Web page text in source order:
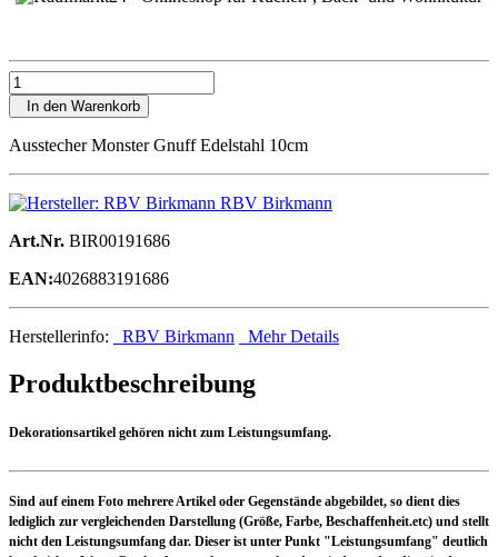
In den Warenkorb
Ausstecher Monster Gnuff Edelstahl 10cm
RBV Birkmann
Art.Nr. BIR00191686
EAN:4026883191686
Herstellerinfo: RBV Birkmann Mehr Details
Produktbeschreibung
Dekorationsartikel gehören nicht zum Leistungsumfang.
Sind auf einem Foto mehrere Artikel oder Gegenstände abgebildet, so dient dies
lediglich zur vergleichenden Darstellung (Größe, Farbe, Beschaffenheit.etc) und stellt
nicht den Leistungsumfang dar. Dieser ist unter Punkt "Leistungsumfang" deutlich